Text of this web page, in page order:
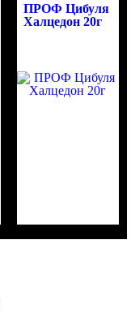
ПРОФ Цибуля
Халцедон 20г